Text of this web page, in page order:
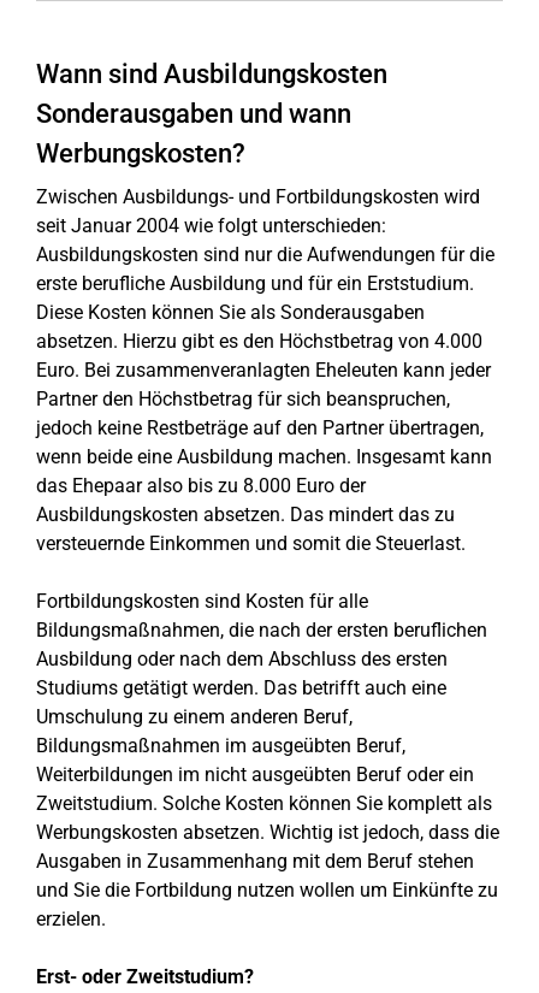
Wann sind Ausbildungskosten
Sonderausgaben und wann
Werbungskosten?
Zwischen Ausbildungs- und Fortbildungskosten wird
seit Januar 2004 wie folgt unterschieden:
Ausbildungskosten sind nur die Aufwendungen für die
erste berufliche Ausbildung und für ein Erststudium.
Diese Kosten können Sie als Sonderausgaben
absetzen. Hierzu gibt es den Höchstbetrag von 4.000
Euro. Bei zusammenveranlagten Eheleuten kann jeder
Partner den Höchstbetrag für sich beanspruchen,
jedoch keine Restbeträge auf den Partner übertragen,
wenn beide eine Ausbildung machen. Insgesamt kann
das Ehepaar also bis zu 8.000 Euro der
Ausbildungskosten absetzen. Das mindert das zu
versteuernde Einkommen und somit die Steuerlast.
Fortbildungskosten sind Kosten für alle
Bildungsmaßnahmen, die nach der ersten beruflichen
Ausbildung oder nach dem Abschluss des ersten
Studiums getätigt werden. Das betrifft auch eine
Umschulung zu einem anderen Beruf,
Bildungsmaßnahmen im ausgeübten Beruf,
Weiterbildungen im nicht ausgeübten Beruf oder ein
Zweitstudium. Solche Kosten können Sie komplett als
Werbungskosten absetzen. Wichtig ist jedoch, dass die
Ausgaben in Zusammenhang mit dem Beruf stehen
und Sie die Fortbildung nutzen wollen um Einkünfte zu
erzielen.
Erst- oder Zweitstudium?